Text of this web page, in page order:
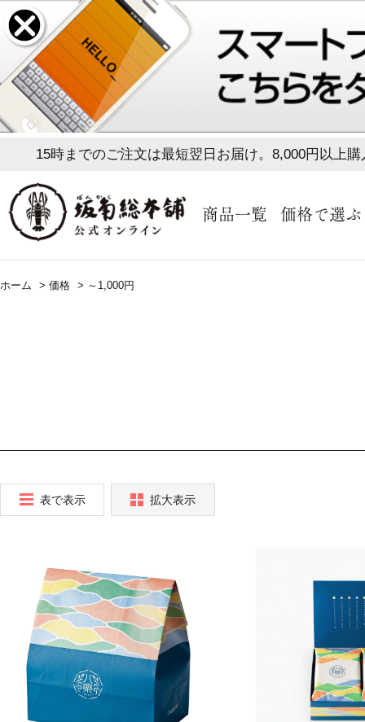
15時までのご注文は最短翌日お届け。8,000円以上
商品一覧 価格で選ぶ
ホーム > 価格 > ～1,000円
拡大表示
表で表示